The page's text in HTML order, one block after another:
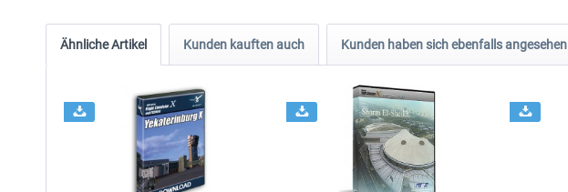
Ähnliche Artikel Kunden kauften auch Kunden haben sich ebenfalls angesehen